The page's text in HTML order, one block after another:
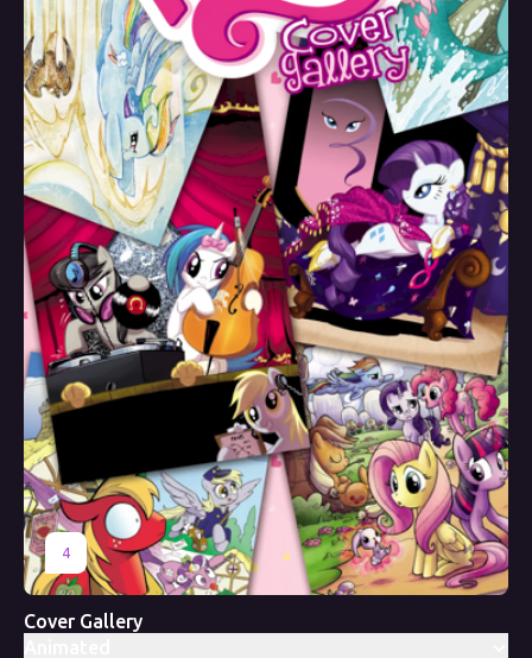
4
Cover Gallery